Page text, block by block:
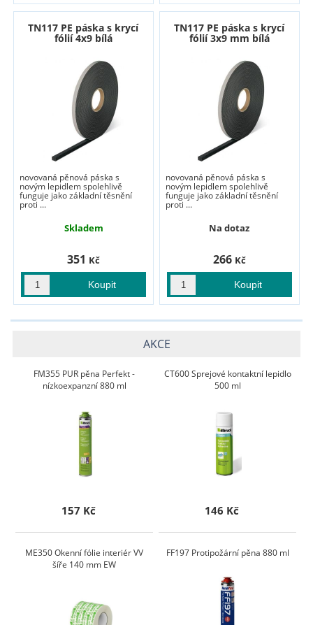
TN117 PE páska s krycí
fólií 4x9 bílá
novovaná pěnová páska s
novým lepidlem spolehlivě
funguje jako základní těsnění
proti ...
Skladem
351 Kč
TN117 PE páska s krycí
fólií 3x9 mm bílá
novovaná pěnová páska s
novým lepidlem spolehlivě
funguje jako základní těsnění
proti ...
Na dotaz
266 Kč
AKCE
FM355 PUR pěna Perfekt -
nízkoexpanzní 880 ml
157 Kč
CT600 Sprejové kontaktní lepidlo
500 ml
146 Kč
ME350 Okenní fólie interiér VV
šíře 140 mm EW
FF197 Protipožární pěna 880 ml